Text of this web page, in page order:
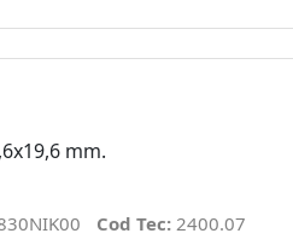
mm.
Cod Tec: 2400.07